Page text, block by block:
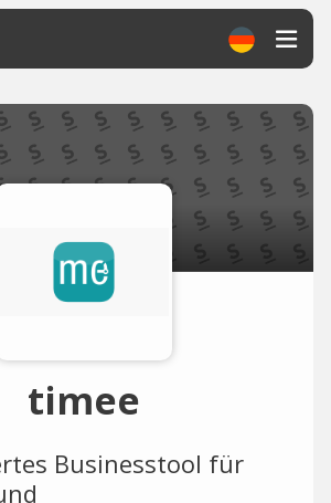
timee
Businesstool für